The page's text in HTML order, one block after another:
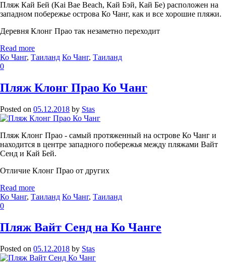
Пляж Кай Бей (Kai Bae Beach, Кай Бэй, Кай Бе) расположен на
западном побережье острова Ко Чанг, как и все хорошие пляжи.
Деревня Клонг Прао так незаметно переходит
Read more
Ко Чанг, Таиланд Ко Чанг, Таиланд
0
Пляж Клонг Прао Ко Чанг
Posted on 05.12.2018 by Stas
Пляж Клонг Прао - самый протяженный на острове Ко Чанг и
находится в центре западного побережья между пляжами Вайт
Сенд и Кай Бей.
Отличие Клонг Прао от других
Read more
Ко Чанг, Таиланд Ко Чанг, Таиланд
0
Пляж Вайт Сенд на Ко Чанге
Posted on 05.12.2018 by Stas